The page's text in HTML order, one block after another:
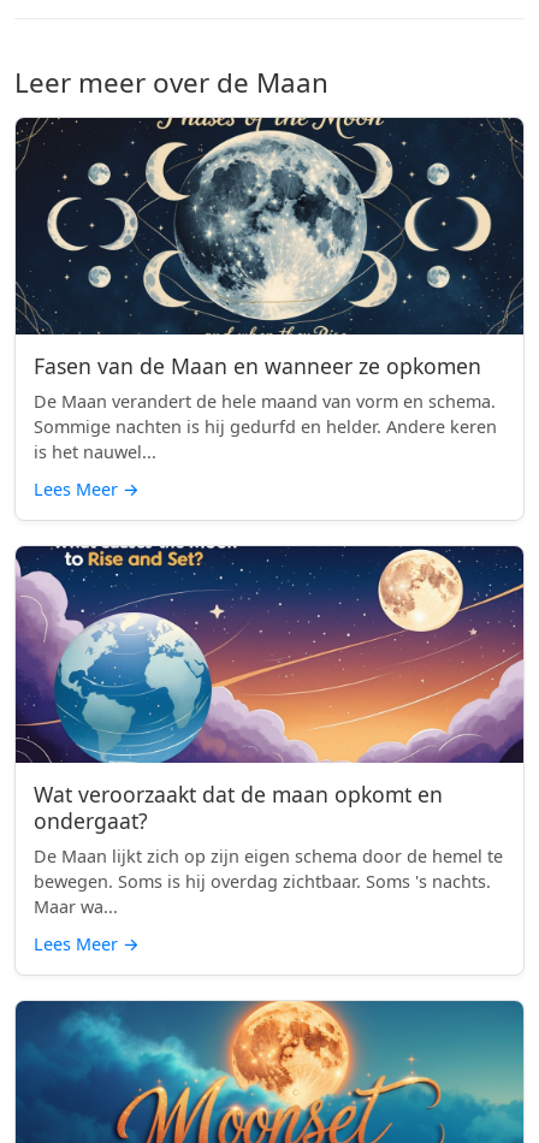
Leer meer over de Maan
Fasen van de Maan en wanneer ze opkomen
De Maan verandert de hele maand van vorm en schema.
Sommige nachten is hij gedurfd en helder. Andere keren
is het nauwel...
Lees Meer →
Wat veroorzaakt dat de maan opkomt en
ondergaat?
De Maan lijkt zich op zijn eigen schema door de hemel te
bewegen. Soms is hij overdag zichtbaar. Soms 's nachts.
Maar wa...
Lees Meer →